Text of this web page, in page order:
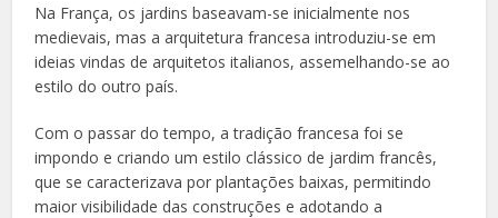
Na França, os jardins baseavam-se inicialmente nos
medievais, mas a arquitetura francesa introduziu-se em
ideias vindas de arquitetos italianos, assemelhando-se ao
estilo do outro país.
Com o passar do tempo, a tradição francesa foi se
impondo e criando um estilo clássico de jardim francês,
que se caracterizava por plantações baixas, permitindo
maior visibilidade das construções e adotando a